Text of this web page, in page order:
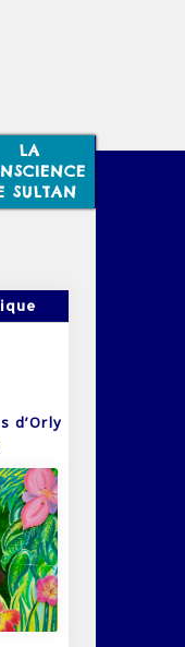
LA
SULTAN
d’Orly